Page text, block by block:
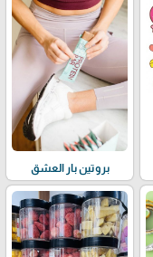
بروتين بار العشق